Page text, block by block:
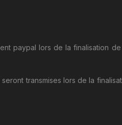
paypal lors de la finalisation de
transmises lors de la